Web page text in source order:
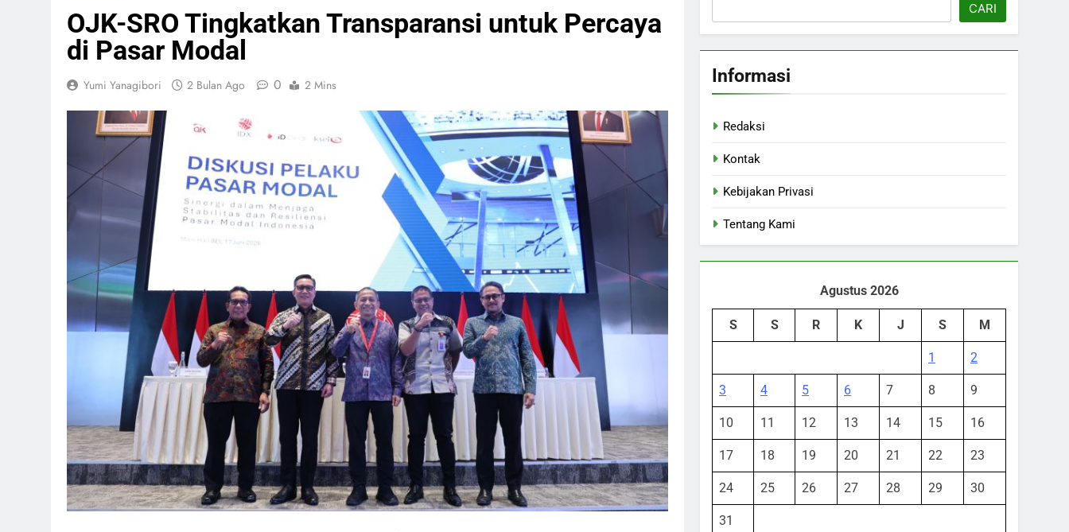
OJK-SRO Tingkatkan Transparansi untuk Percaya
di Pasar Modal
Yumi Yanagibori 2 Bulan Ago 0 2 Mins
CARI
Informasi
Redaksi
Kontak
Kebijakan Privasi
Tentang Kami
Agustus 2026
S S R K J S M
1 2
3 4 5 6 7 8 9
10 11 12 13 14 15 16
17 18 19 20 21 22 23
24 25 26 27 28 29 30
31